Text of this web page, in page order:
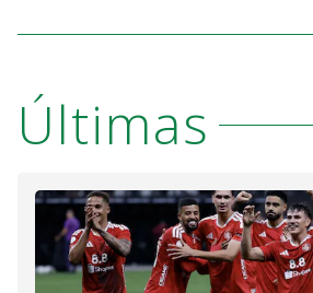
Últimas